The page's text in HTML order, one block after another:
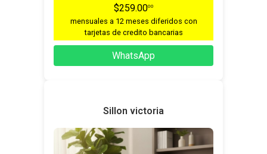
$259.0000
mensuales a 12 meses diferidos con
tarjetas de credito bancarias
WhatsApp
Sillon victoria